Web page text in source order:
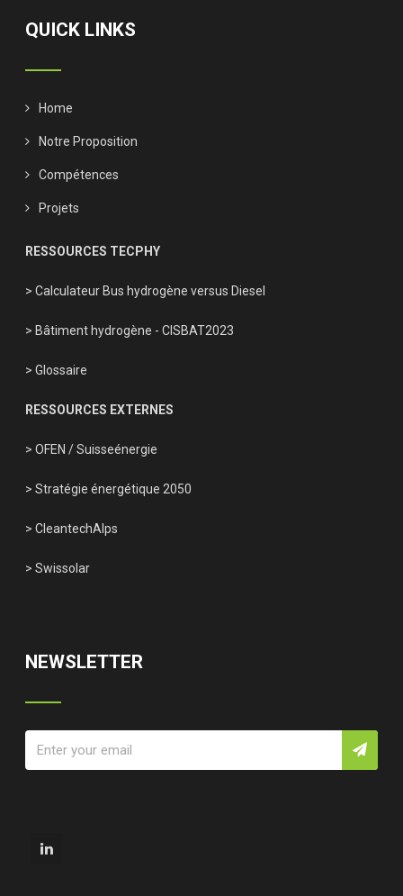
QUICK LINKS
Home
Notre Proposition
Compétences
Projets
RESSOURCES TECPHY
> Calculateur Bus hydrogène versus Diesel
> Bâtiment hydrogène - CISBAT2023
> Glossaire
RESSOURCES EXTERNES
> OFEN /Suisseénergie
> Stratégie énergétique 2050
> CleantechAlps
> Swissolar
NEWSLETTER